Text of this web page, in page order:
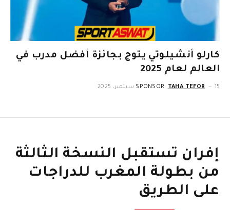
كارلو أنشيلوتي يتوج بجائزة أفضل مدرب في
العالم لعام 2025
SPONSOR: TAHA TEFOR 15 سبتمبر، 2025
إفران تستقبل النسخة الثالثة
من بطولة المغرب للدراجات
على الطريق